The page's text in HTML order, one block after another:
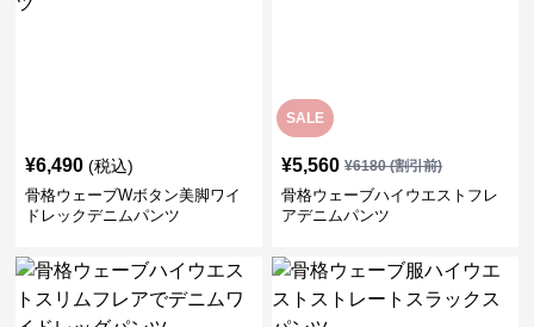
¥6,490 (税込)
骨格ウェーブWボタン美脚ワイ
ドレックデニムパンツ
SALE
¥5,560 ¥6180(割引前)
骨格ウェーブハイウエストフレ
アデニムパンツ